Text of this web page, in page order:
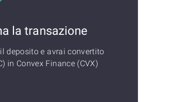
la transazione
deposito e avrai convertito
in Convex Finance (CVX)